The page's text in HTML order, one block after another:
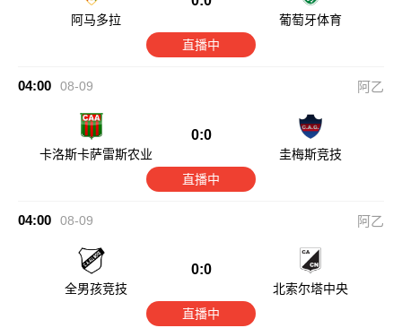
阿马多拉
葡萄牙体育
直播中
04:00 08-09 阿乙
卡洛斯卡萨雷斯农业
0:0
圭梅斯竞技
直播中
04:00 08-09 阿乙
全男孩竞技
0:0
北索尔塔中央
直播中